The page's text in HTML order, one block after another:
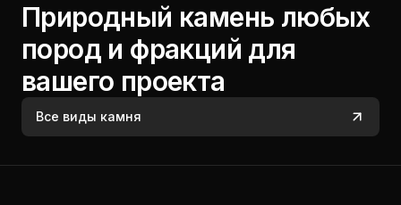
Природный камень любых
пород и фракций для
вашего проекта
Все виды камня